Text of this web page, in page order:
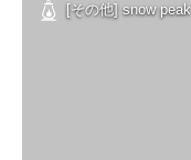
[その他] snow peak